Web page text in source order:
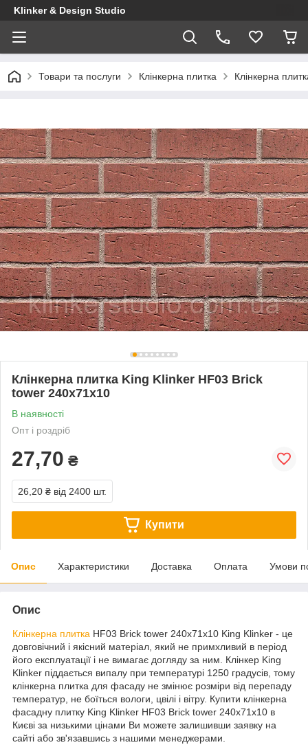
Klinker & Design Studio
Товари та послуги Клінкерна плитка Клінкерна
Клінкерна плитка King Klinker HF03 Brick
tower 240x71x10
В наявності
Опт і роздріб
27,70 ₴
26,20 ₴ від 2400 шт.
Купити
Опис Характеристики Доставка Оплата Умови
Опис
Клінкерна плитка HF03 Brick tower 240x71x10 King Klinker - це
довговічний і якісний матеріал, який не примхливий в період
його експлуатації і не вимагає догляду за ним. Клінкер King
Klinker піддається випалу при температурі 1250 градусів, тому
клінкерна плитка для фасаду не змінює розміри від перепаду
температур, не боїться вологи, цвілі і вітру. Купити клінкерна
фасадну плитку King Klinker HF03 Brick tower 240x71x10 в
Києві за низькими цінами Ви можете залишивши заявку на
сайті або зв'язавшись з нашими менеджерами.